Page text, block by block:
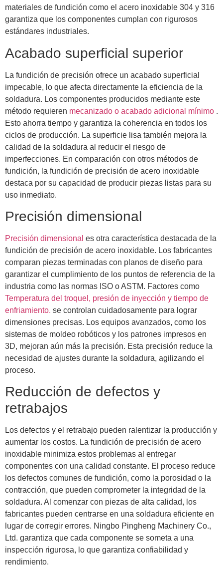
materiales de fundición como el acero inoxidable 304 y 316
garantiza que los componentes cumplan con rigurosos
estándares industriales.
Acabado superficial superior
La fundición de precisión ofrece un acabado superficial
impecable, lo que afecta directamente la eficiencia de la
soldadura. Los componentes producidos mediante este
método requieren mecanizado o acabado adicional mínimo .
Esto ahorra tiempo y garantiza la coherencia en todos los
ciclos de producción. La superficie lisa también mejora la
calidad de la soldadura al reducir el riesgo de
imperfecciones. En comparación con otros métodos de
fundición, la fundición de precisión de acero inoxidable
destaca por su capacidad de producir piezas listas para su
uso inmediato.
Precisión dimensional
Precisión dimensional es otra característica destacada de la
fundición de precisión de acero inoxidable. Los fabricantes
comparan piezas terminadas con planos de diseño para
garantizar el cumplimiento de los puntos de referencia de la
industria como las normas ISO o ASTM. Factores como
Temperatura del troquel, presión de inyección y tiempo de
enfriamiento. se controlan cuidadosamente para lograr
dimensiones precisas. Los equipos avanzados, como los
sistemas de moldeo robóticos y los patrones impresos en
3D, mejoran aún más la precisión. Esta precisión reduce la
necesidad de ajustes durante la soldadura, agilizando el
proceso.
Reducción de defectos y
retrabajos
Los defectos y el retrabajo pueden ralentizar la producción y
aumentar los costos. La fundición de precisión de acero
inoxidable minimiza estos problemas al entregar
componentes con una calidad constante. El proceso reduce
los defectos comunes de fundición, como la porosidad o la
contracción, que pueden comprometer la integridad de la
soldadura. Al comenzar con piezas de alta calidad, los
fabricantes pueden centrarse en una soldadura eficiente en
lugar de corregir errores. Ningbo Pingheng Machinery Co.,
Ltd. garantiza que cada componente se someta a una
inspección rigurosa, lo que garantiza confiabilidad y
rendimiento.